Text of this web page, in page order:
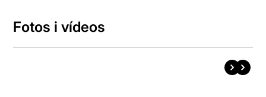
Fotos i vídeos